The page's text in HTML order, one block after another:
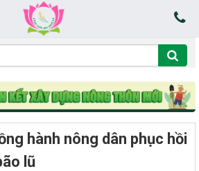
hành nông dân phục hồi
lũ